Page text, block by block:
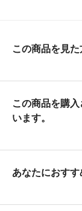
この商品を見
この商品を購
います。
あなたにおす